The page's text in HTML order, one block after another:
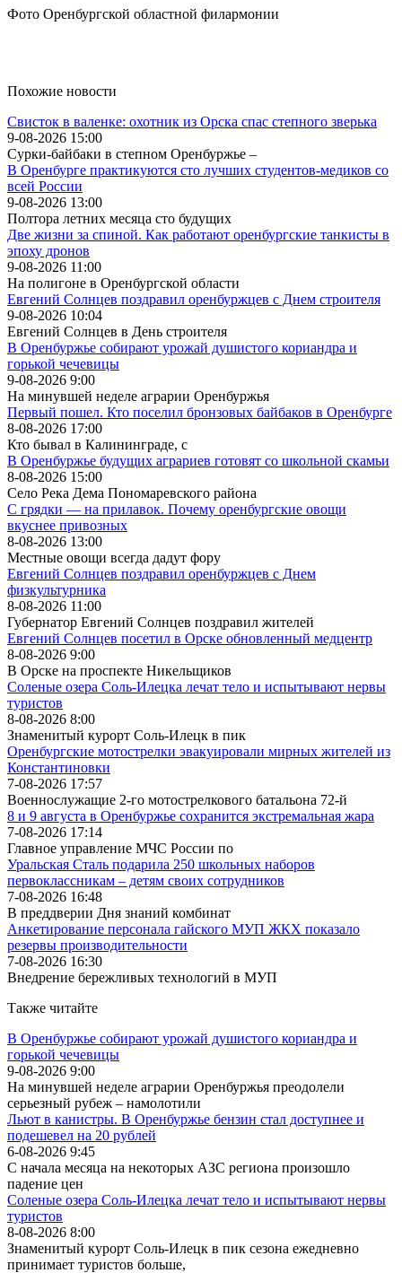
Фото Оренбургской областной филармонии
Похожие новости
Свисток в валенке: охотник из Орска спас степного зверька
9-08-2026 15:00
Сурки-байбаки в степном Оренбуржье –
В Оренбурге практикуются сто лучших студентов-медиков со
всей России
9-08-2026 13:00
Полтора летних месяца сто будущих
Две жизни за спиной. Как работают оренбургские танкисты в
эпоху дронов
9-08-2026 11:00
На полигоне в Оренбургской области
Евгений Солнцев поздравил оренбуржцев с Днем строителя
9-08-2026 10:04
Евгений Солнцев в День строителя
В Оренбуржье собирают урожай душистого кориандра и
горькой чечевицы
9-08-2026 9:00
На минувшей неделе аграрии Оренбуржья
Первый пошел. Кто поселил бронзовых байбаков в Оренбурге
8-08-2026 17:00
Кто бывал в Калининграде, с
В Оренбуржье будущих аграриев готовят со школьной скамьи
8-08-2026 15:00
Село Река Дема Пономаревского района
С грядки — на прилавок. Почему оренбургские овощи
вкуснее привозных
8-08-2026 13:00
Местные овощи всегда дадут фору
Евгений Солнцев поздравил оренбуржцев с Днем
физкультурника
8-08-2026 11:00
Губернатор Евгений Солнцев поздравил жителей
Евгений Солнцев посетил в Орске обновленный медцентр
8-08-2026 9:00
В Орске на проспекте Никельщиков
Соленые озера Соль-Илецка лечат тело и испытывают нервы
туристов
8-08-2026 8:00
Знаменитый курорт Соль-Илецк в пик
Оренбургские мотострелки эвакуировали мирных жителей из
Константиновки
7-08-2026 17:57
Военнослужащие 2-го мотострелкового батальона 72-й
8 и 9 августа в Оренбуржье сохранится экстремальная жара
7-08-2026 17:14
Главное управление МЧС России по
Уральская Сталь подарила 250 школьных наборов
первоклассникам – детям своих сотрудников
7-08-2026 16:48
В преддверии Дня знаний комбинат
Анкетирование персонала гайского МУП ЖКХ показало
резервы производительности
7-08-2026 16:30
Внедрение бережливых технологий в МУП
Также читайте
В Оренбуржье собирают урожай душистого кориандра и
горькой чечевицы
9-08-2026 9:00
На минувшей неделе аграрии Оренбуржья преодолели
серьезный рубеж – намолотили
Льют в канистры. В Оренбуржье бензин стал доступнее и
подешевел на 20 рублей
6-08-2026 9:45
С начала месяца на некоторых АЗС региона произошло
падение цен
Соленые озера Соль-Илецка лечат тело и испытывают нервы
туристов
8-08-2026 8:00
Знаменитый курорт Соль-Илецк в пик сезона ежедневно
принимает туристов больше,